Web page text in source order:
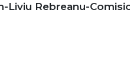
Liviu Rebreanu-